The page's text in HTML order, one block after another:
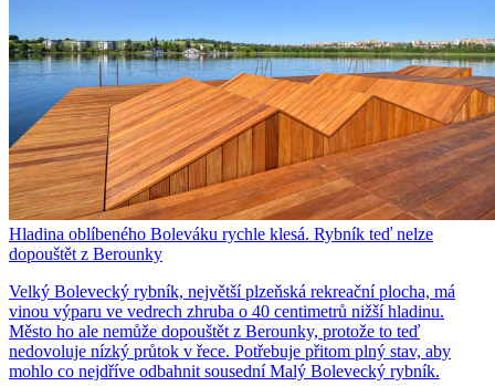
Hladina oblíbeného Boleváku rychle klesá. Rybník teď nelze
dopouštět z Berounky
Velký Bolevecký rybník, největší plzeňská rekreační plocha, má
vinou výparu ve vedrech zhruba o 40 centimetrů nižší hladinu.
Město ho ale nemůže dopouštět z Berounky, protože to teď
nedovoluje nízký průtok v řece. Potřebuje přitom plný stav, aby
mohlo co nejdříve odbahnit sousední Malý Bolevecký rybník.